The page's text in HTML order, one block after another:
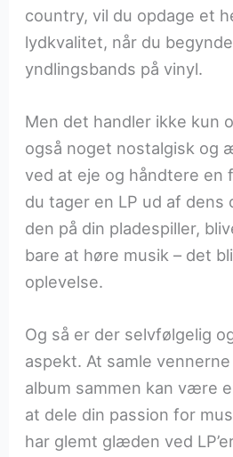
country, vil du opdage et
lydkvalitet, når du
yndlingsbands på vinyl.
Men det handler ikke kun
også noget nostalgisk og
ved at eje og håndtere en
du tager en LP ud af
den på din pladespiller,
bare at høre musik – det
oplevelse.
Og så er der selvfølgelig
aspekt. At samle
album sammen kan være
at dele din passion for
har glemt glæden ved